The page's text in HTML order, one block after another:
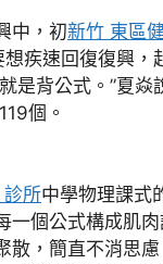
，初新竹 東區
疾速回復復興，
是背公式。”夏焱
個。
所中學物理課式
一個公式構成肌
散，簡直不消思